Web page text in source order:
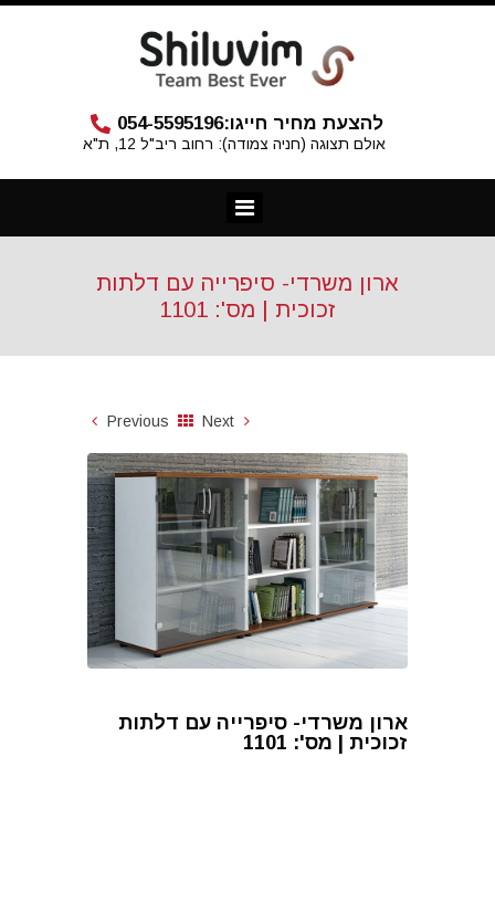
להצעת מחיר חייגו:054-5595196
אולם תצוגה (חניה צמודה): רחוב ריב"ל 12, ת"א
ארון משרדי- סיפרייה עם דלתות
זכוכית | מס': 1101
Previous Next
ארון משרדי- סיפרייה עם דלתות
זכוכית | מס': 1101